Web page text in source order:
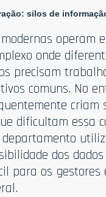
silos de
operam
onde
precisam
comuns. No
criam
dificultam essa
departamento
dos dados
para os gestores